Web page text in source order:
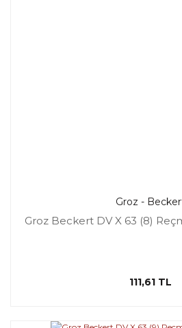
Groz -
Groz Beckert DV X 63 (8)
111,61 TL